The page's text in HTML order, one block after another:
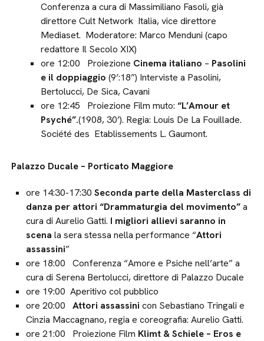
Conferenza a cura di Massimiliano Fasoli, già
direttore Cult Network Italia, vice direttore
Mediaset. Moderatore: Marco Menduni (capo
redattore Il Secolo XIX)
ore 12:00 Proiezione Cinema italiano – Pasolini
e il doppiaggio (9’:18”) Interviste a Pasolini,
Bertolucci, De Sica, Cavani
ore 12:45 Proiezione Film muto:“L’Amour et
Psyché”.(1908, 30’). Regia: Louis De La Fouillade.
Société des Etablissements L. Gaumont.
Palazzo Ducale – Porticato Maggiore
ore 14:30-17:30Seconda parte della Masterclass di
danza per attori “Drammaturgia del movimento”a
cura di Aurelio Gatti. I migliori allievi saranno in
scena la sera stessa nella performance “Attori
assassini”
ore 18:00 Conferenza “Amore e Psiche nell’arte” a
cura di Serena Bertolucci, direttore di Palazzo Ducale
ore 19:00 Aperitivo col pubblico
ore 20:00Attori assassini con Sebastiano Tringali e
Cinzia Maccagnano, regia e coreografia: Aurelio Gatti.
ore 21:00 Proiezione Film Klimt & Schiele – Eros e